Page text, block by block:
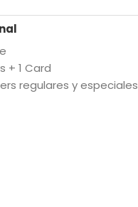
+ 1 Card
regulares y especiales